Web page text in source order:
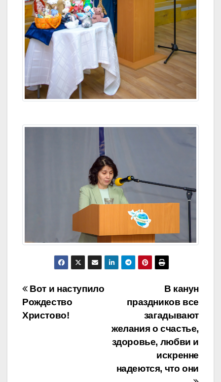
Навигация
по
В канун
праздников все
загадывают
желания о счастье,
здоровье, любви и
искренне
надеются, что они
Вот и наступило
Рождество
Христово!